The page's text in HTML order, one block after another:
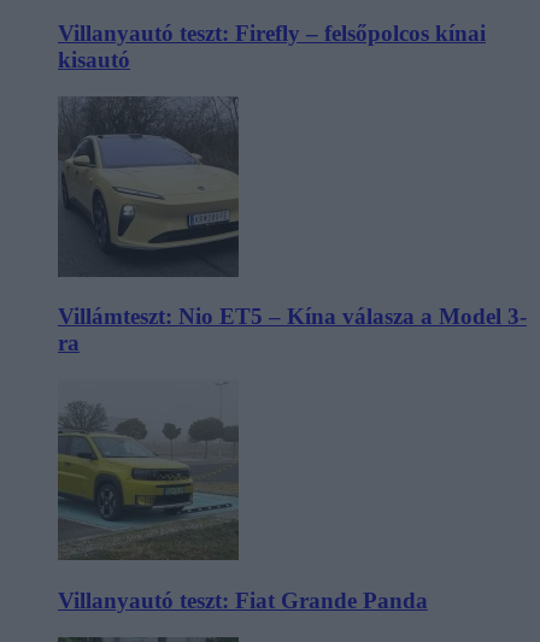
Villanyautó teszt: Firefly – felsőpolcos kínai
kisautó
Villámteszt: Nio ET5 – Kína válasza a Model 3-
ra
Villanyautó teszt: Fiat Grande Panda